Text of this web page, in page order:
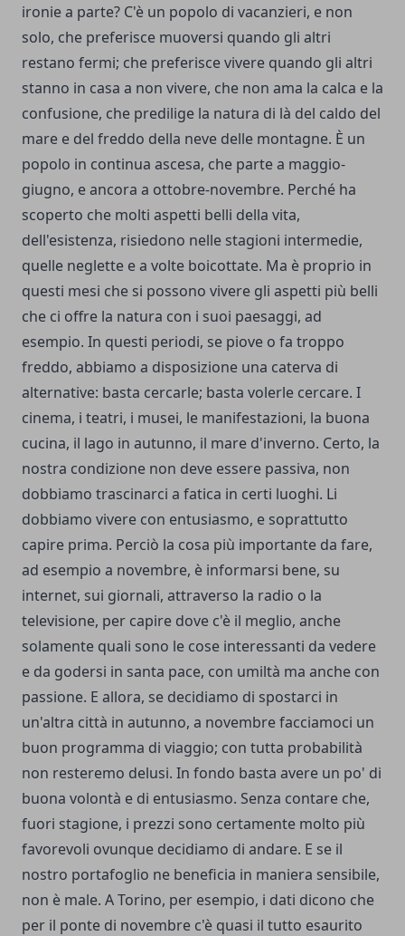
ironie a parte? C'è un popolo di vacanzieri, e non
solo, che preferisce muoversi quando gli altri
restano fermi; che preferisce vivere quando gli altri
stanno in casa a non vivere, che non ama la calca e la
confusione, che predilige la natura di là del caldo del
mare e del freddo della neve delle montagne. È un
popolo in continua ascesa, che parte a maggio-
giugno, e ancora a ottobre-novembre. Perché ha
scoperto che molti aspetti belli della vita,
dell'esistenza, risiedono nelle stagioni intermedie,
quelle neglette e a volte boicottate. Ma è proprio in
questi mesi che si possono vivere gli aspetti più belli
che ci offre la natura con i suoi paesaggi, ad
esempio. In questi periodi, se piove o fa troppo
freddo, abbiamo a disposizione una caterva di
alternative: basta cercarle; basta volerle cercare. I
cinema, i teatri, i musei, le manifestazioni, la buona
cucina, il lago in autunno, il mare d'inverno. Certo, la
nostra condizione non deve essere passiva, non
dobbiamo trascinarci a fatica in certi luoghi. Li
dobbiamo vivere con entusiasmo, e soprattutto
capire prima. Perciò la cosa più importante da fare,
ad esempio a novembre, è informarsi bene, su
internet, sui giornali, attraverso la radio o la
televisione, per capire dove c'è il meglio, anche
solamente quali sono le cose interessanti da vedere
e da godersi in santa pace, con umiltà ma anche con
passione. E allora, se decidiamo di spostarci in
un'altra città in autunno, a novembre facciamoci un
buon programma di viaggio; con tutta probabilità
non resteremo delusi. In fondo basta avere un po' di
buona volontà e di entusiasmo. Senza contare che,
fuori stagione, i prezzi sono certamente molto più
favorevoli ovunque decidiamo di andare. E se il
nostro portafoglio ne beneficia in maniera sensibile,
non è male. A Torino, per esempio, i dati dicono che
per il ponte di novembre c'è quasi il tutto esaurito